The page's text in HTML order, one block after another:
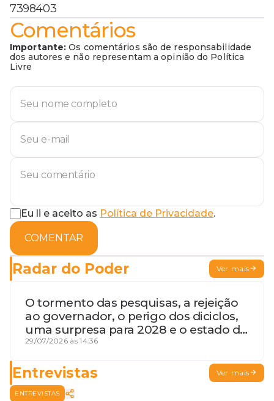
7398403
Comentários
Importante: Os comentários são de responsabilidade
dos autores e não representam a opinião do Política
Livre
Eu li e aceito as Política de Privacidade.
COMENTAR
Radar do Poder Ver mais
O tormento das pesquisas, a rejeição
ao governador, o perigo dos diciclos,
uma surpresa para 2028 e o estado de
terceira guerra mundial
29/07/2026 às 14:36
Entrevistas Ver mais
ENTREVISTAS